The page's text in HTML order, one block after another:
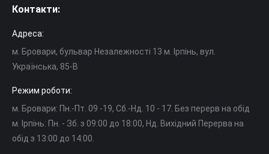
Контакти:
Адреса:
м. Бровари, бульвар Незалежності 13 м. Ірпінь, вул.
Українська, 85-В
Режим роботи:
м. Бровари: Пн.-Пт. 09 -19, Cб.-Нд. 10 - 17. Без перерв на обід
м. Ірпінь: Пн. - Зб. з 09:00 до 18:00, Нд. Вихідний Перерва на
обід з 13:00 до 14:00.